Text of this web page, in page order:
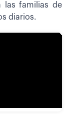
las familias de
diarios.